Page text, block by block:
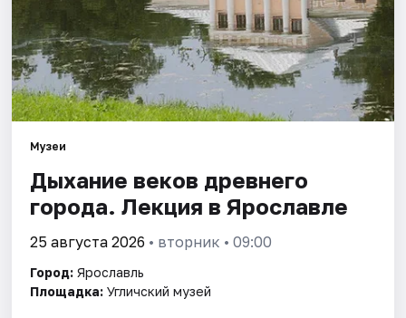
Музеи
Дыхание веков древнего
города. Лекция в Ярославле
25 августа 2026 • вторник • 09:00
Город: Ярославль
Площадка: Угличский музей